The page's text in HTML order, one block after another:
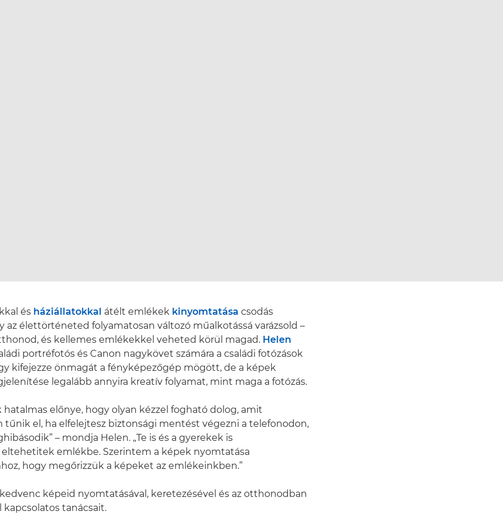
és háziállatokkal átélt emlékek kinyomtatása csodás
az élettörténeted folyamatosan változó műalkotássá varázsold –
és kellemes emlékekkel veheted körül magad. Helen
portréfotós és Canon nagykövet számára a családi fotózások
kifejezze önmagát a fényképezőgép mögött, de a képek
legalább annyira kreatív folyamat, mint maga a fotózás.
hatalmas előnye, hogy olyan kézzel fogható dolog, amit
tűnik el, ha elfelejtesz biztonsági mentést végezni a telefonodon,
– mondja Helen. „Te is és a gyerekek is
emlékbe. Szerintem a képek nyomtatása
hogy megőrizzük a képeket az emlékeinkben.”
képeid nyomtatásával, keretezésével és az otthonodban
kapcsolatos tanácsait.